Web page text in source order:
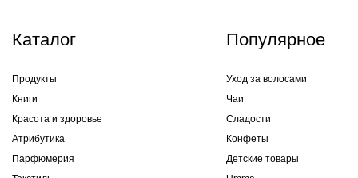
Каталог
Продукты
Книги
Красота и здоровье
Атрибутика
Парфюмерия
Популярное
Уход за волосами
Чаи
Сладости
Конфеты
Детские товары